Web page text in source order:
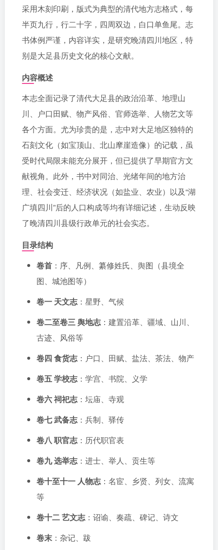
采用木刻印刷，版式为典型的清代地方志格式，每
半页九行，行二十字，四周双边，白口单鱼尾。志
书体例严谨，内容详实，是研究晚清四川地区，特
别是大足县历史文化的核心文献。
内容概述
本志全面记录了清代大足县的政治沿革、地理山
川、户口田赋、物产风俗、官师选举、人物艺文等
各个方面。尤为珍贵的是，志中对大足地区独特的
石刻文化（如宝顶山、北山摩崖造像）的记载，虽
受时代局限未能充分展开，但已提供了早期官方文
献视角。此外，书中对同治、光绪年间的地方治
理、社会变迁、经济状况（如盐业、农业）以及“湖
广填四川”后的人口构成等均有详细记述，生动反映
了晚清四川县级行政单元的社会实态。
目录结构
卷首 ：序、凡例、纂修姓氏、舆图（县境全
图、城池图等）
卷一 天文志：星野、气候
卷二至卷三 舆地志：建置沿革、疆域、山川、
古迹、风俗等
卷四 食货志：户口、田赋、盐法、茶法、物产
卷五 学校志：学宫、书院、义学
卷六 祠祀志：坛庙、寺观
卷七 武备志：兵制、驿传
卷八 职官志：历代职官表
卷九 选举志：进士、举人、贡生等
卷十至十一 人物志：名宦、乡贤、列女、流寓
等
卷十二 艺文志：诏谕、奏疏、碑记、诗文
卷末 ：杂记、跋